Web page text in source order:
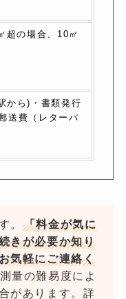
超の場合、10㎡
から)・書類発行
送費（レターパ
。
「料金が気に
きが必要か知り
気軽にご連絡く
量の難易度によ
があります。詳